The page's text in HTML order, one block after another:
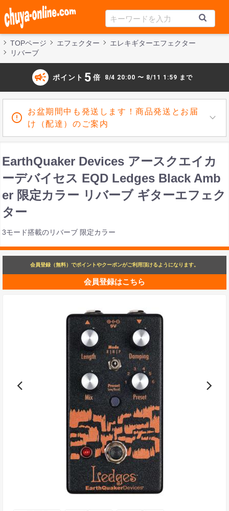
TOPページ エフェクター
エレキギターエフェクター
リバーブ
campaign ポイント 5 倍 8/4 20:00 〜 8/11 1:59 まで
お盆期間中も発送します！商品発送とお届
け（配達）のご案内
EarthQuaker Devices アースクエイカ
ーデバイセス EQD Ledges Black Amb
er 限定カラー リバーブ ギターエフェク
ター
3モード搭載のリバーブ 限定カラー
会員登録（無料）でポイントやクーポンがご利用頂けるようになります。
会員登録はこちら